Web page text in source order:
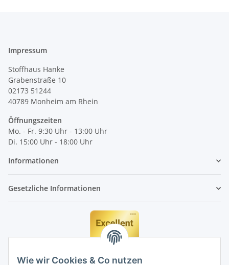
Wie wir Cookies & Co nutzen
Impressum
Stoffhaus Hanke
Grabenstraße 10
02173 51244
40789 Monheim am Rhein
Öffnungszeiten
Mo. - Fr. 9:30 Uhr - 13:00 Uhr
Di. 15:00 Uhr - 18:00 Uhr
Informationen
Gesetzliche Informationen